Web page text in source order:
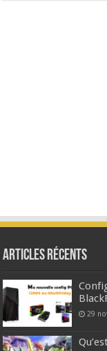
Articles Récents
29